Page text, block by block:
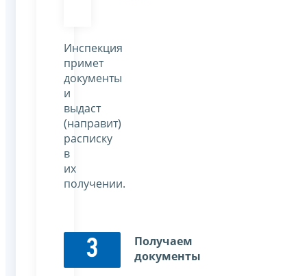
Инспекция
примет
документы
и
выдаст
(направит)
расписку
в
их
получении.
3
Получаем
документы